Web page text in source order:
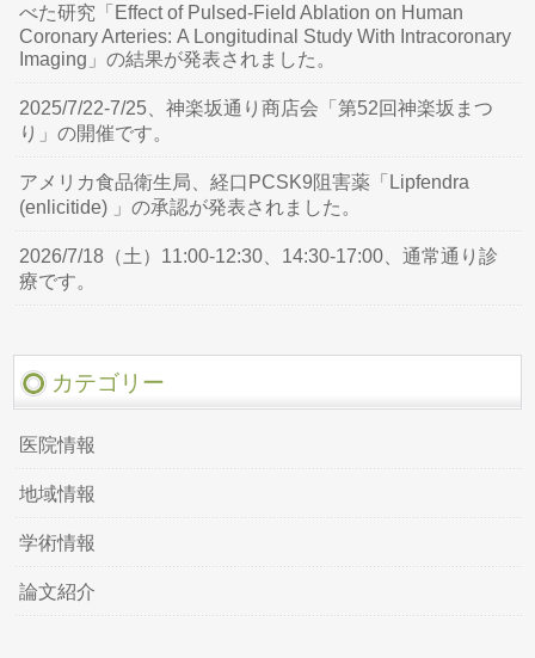
べた研究「Effect of Pulsed-Field Ablation on Human
Coronary Arteries: A Longitudinal Study With Intracoronary
Imaging」の結果が発表されました。
2025/7/22-7/25、神楽坂通り商店会「第52回神楽坂まつ
り」の開催です。
アメリカ食品衛生局、経口PCSK9阻害薬「Lipfendra
(enlicitide) 」の承認が発表されました。
2026/7/18（土）11:00-12:30、14:30-17:00、通常通り診
療です。
カテゴリー
医院情報
地域情報
学術情報
論文紹介